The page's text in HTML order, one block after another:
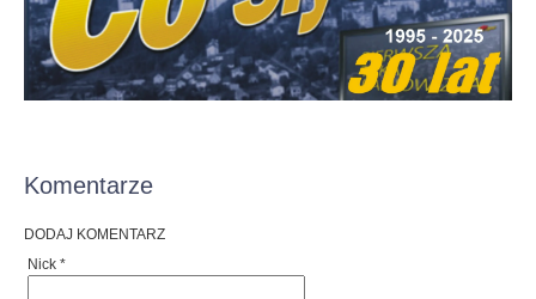
Komentarze
DODAJ KOMENTARZ
Nick *